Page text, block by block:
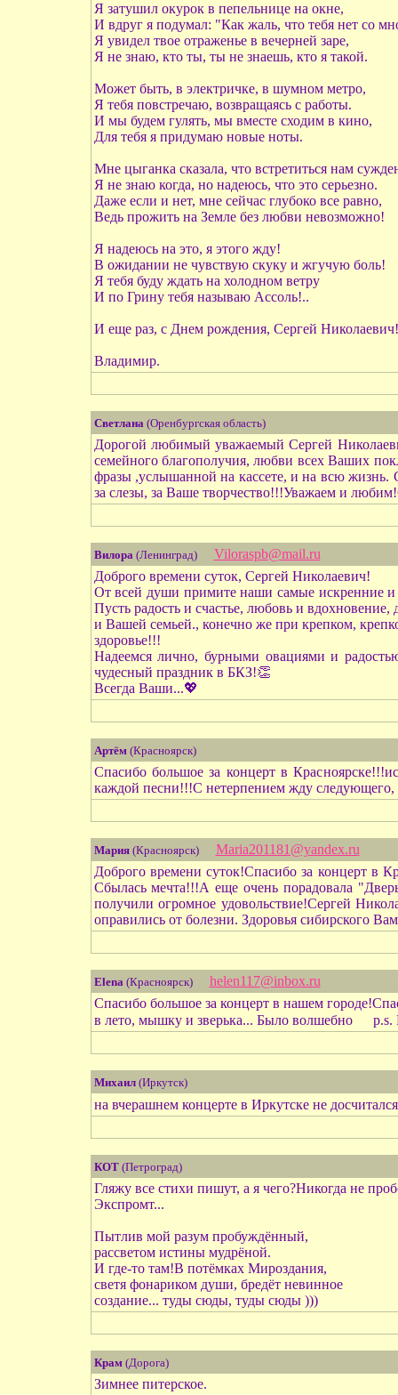
Я затушил окурок в пепельнице на окне,
И вдруг я подумал: "Как жаль, что тебя нет со
Я увидел твое отраженье в вечерней заре,
Я не знаю, кто ты, ты не знаешь, кто я такой.
Может быть, в электричке, в шумном метро,
Я тебя повстречаю, возвращаясь с работы.
И мы будем гулять, мы вместе сходим в кино,
Для тебя я придумаю новые ноты.
Мне цыганка сказала, что встретиться нам
Я не знаю когда, но надеюсь, что это серьезно.
Даже если и нет, мне сейчас глубоко все равно,
Ведь прожить на Земле без любви невозможно!
Я надеюсь на это, я этого жду!
В ожидании не чувствую скуку и жгучую боль!
Я тебя буду ждать на холодном ветру
И по Грину тебя называю Ассоль!..
И еще раз, с Днем рождения, Сергей Николаевич!
Владимир.
Светлана(Оренбургская область)
Дорогой любимый уважаемый Сергей
семейного благополучия, любви всех Ваших
фразы ,услышанной на кассете, и на всю жизнь.
за слезы, за Ваше творчество!!!Уважаем и
Вилора(Ленинград)
Viloraspb@mail.ru
Доброго времени суток, Сергей Николаевич!
От всей души примите наши самые искренние и
Пусть радость и счастье, любовь и вдохновение,
и Вашей семьей., конечно же при крепком,
здоровье!!!
Надеемся лично, бурными овациями и
чудесный праздник в БКЗ!👏
Всегда Ваши...💖
Артём(Красноярск)
Спасибо большое за концерт в
каждой песни!!!С нетерпением жду следующего,
Мария(Красноярск)
Maria201181@yandex.ru
Доброго времени суток!Спасибо за концерт в
Сбылась мечта!!!А еще очень порадовала
получили огромное удовольствие!Сергей
оправились от болезни. Здоровья сибирского
Elena(Красноярск)
helen117@inbox.ru
Спасибо большое за концерт в нашем
в лето, мышку и зверька... Было волшебно
p.s.
Михаил(Иркутск)
на вчерашнем концерте в Иркутске не
КОТ(Петроград)
Гляжу все стихи пишут, а я чего?Никогда не
Экспромт...
Пытлив мой разум пробуждённый,
рассветом истины мудрёной.
И где-то там!В потёмках Мироздания,
светя фонариком души, бредёт невинное
создание... туды сюды, туды сюды )))
Крам(Дорога)
Зимнее питерское.